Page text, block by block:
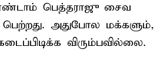
பெத்தராஜு சைவ
அதுபோல மக்களும்,
விரும்பவில்லை.